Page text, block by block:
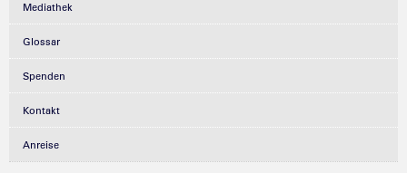
Mediathek
Glossar
Spenden
Kontakt
Anreise